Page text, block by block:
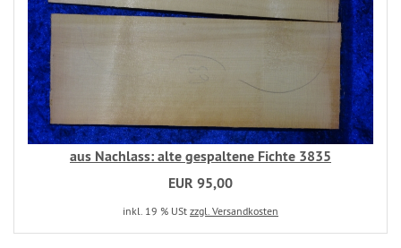
aus Nachlass: alte gespaltene Fichte 3835
EUR 95,00
inkl. 19 % USt zzgl. Versandkosten